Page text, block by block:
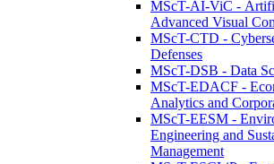
MScT-AI-ViC -
Advanced Visual
MScT-CTD -
Defenses
MScT-DSB - Data
MScT-EDACF -
Analytics and
MScT-EESM -
Engineering and
Management